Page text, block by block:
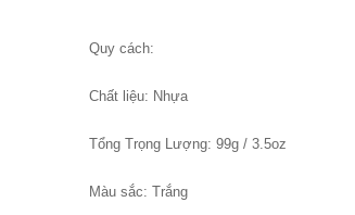
Quy cách:
Chất liệu: Nhựa
Tổng Trọng Lượng: 99g / 3.5oz
Màu sắc: Trắng